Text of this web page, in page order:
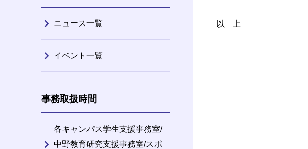
以 上
ニュース一覧
イベント一覧
事務取扱時間
各キャンパス学生支援事務室/
中野教育研究支援事務室/スポ